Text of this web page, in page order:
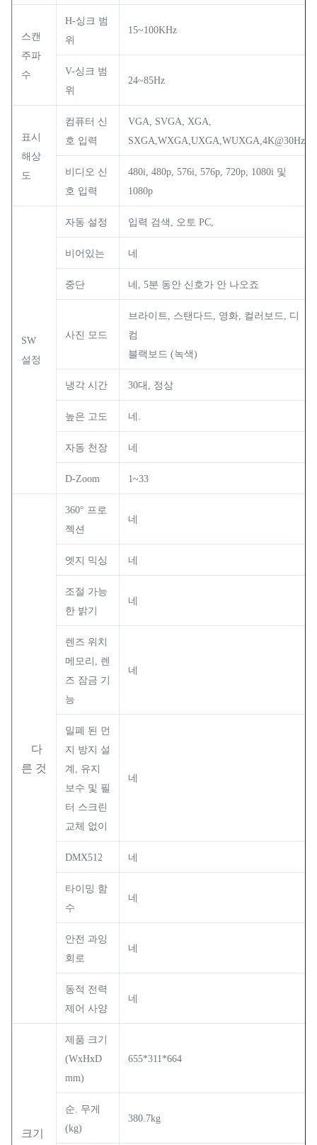
스캔
주파
수
H-싱크 범
위
15~100KHz
V-싱크 범
위
24~85Hz
표시
해상
도
컴퓨터 신
호 입력
VGA, SVGA, XGA,
SXGA,WXGA,UXGA,WUXGA,4K@30Hz
비디오 신
호 입력
480i, 480p, 576i, 576p, 720p, 1080i 및
1080p
SW
설정
자동 설정 입력 검색, 오토 PC,
비어있는 네
중단 네, 5분 동안 신호가 안 나오죠
사진 모드
브라이트, 스탠다드, 영화, 컬러보드, 디
컴
블랙보드 (녹색)
냉각 시간 30대, 정상
높은 고도 네.
자동 천장 네
D-Zoom 1~33
다
른 것
360° 프로
젝션
네
엣지 믹싱 네
조절 가능
한 밝기
네
렌즈 위치
메모리, 렌
즈 잠금 기
능
네
밀폐 된 먼
지 방지 설
계, 유지
보수 및 필
터 스크린
교체 없이
네
DMX512 네
타이밍 함
수
네
안전 과잉
회로
네
동적 전력
제어 사양
네
크기
제품 크기
(WxHxD
mm)
655*311*664
순. 무게
(kg)
380.7kg